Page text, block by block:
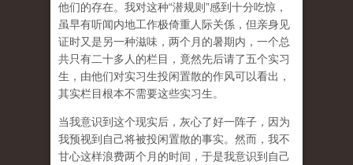
他们的存在。我对这种“潜规则”感到十分吃惊，
虽早有听闻内地工作极倚重人际关係，但亲身见
证时又是另一种滋味，两个月的暑期内，一个总
共只有二十多人的栏目，竟然先后请了五个实习
生，由他们对实习生投闲置散的作风可以看出，
其实栏目根本不需要这些实习生。
当我意识到这个现实后，灰心了好一阵子，因为
我预视到自己将被投闲置散的事实。然而，我不
甘心这样浪费两个月的时间，于是我意识到自己